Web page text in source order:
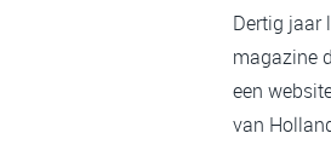
Dertig jaar
magazine
een
van